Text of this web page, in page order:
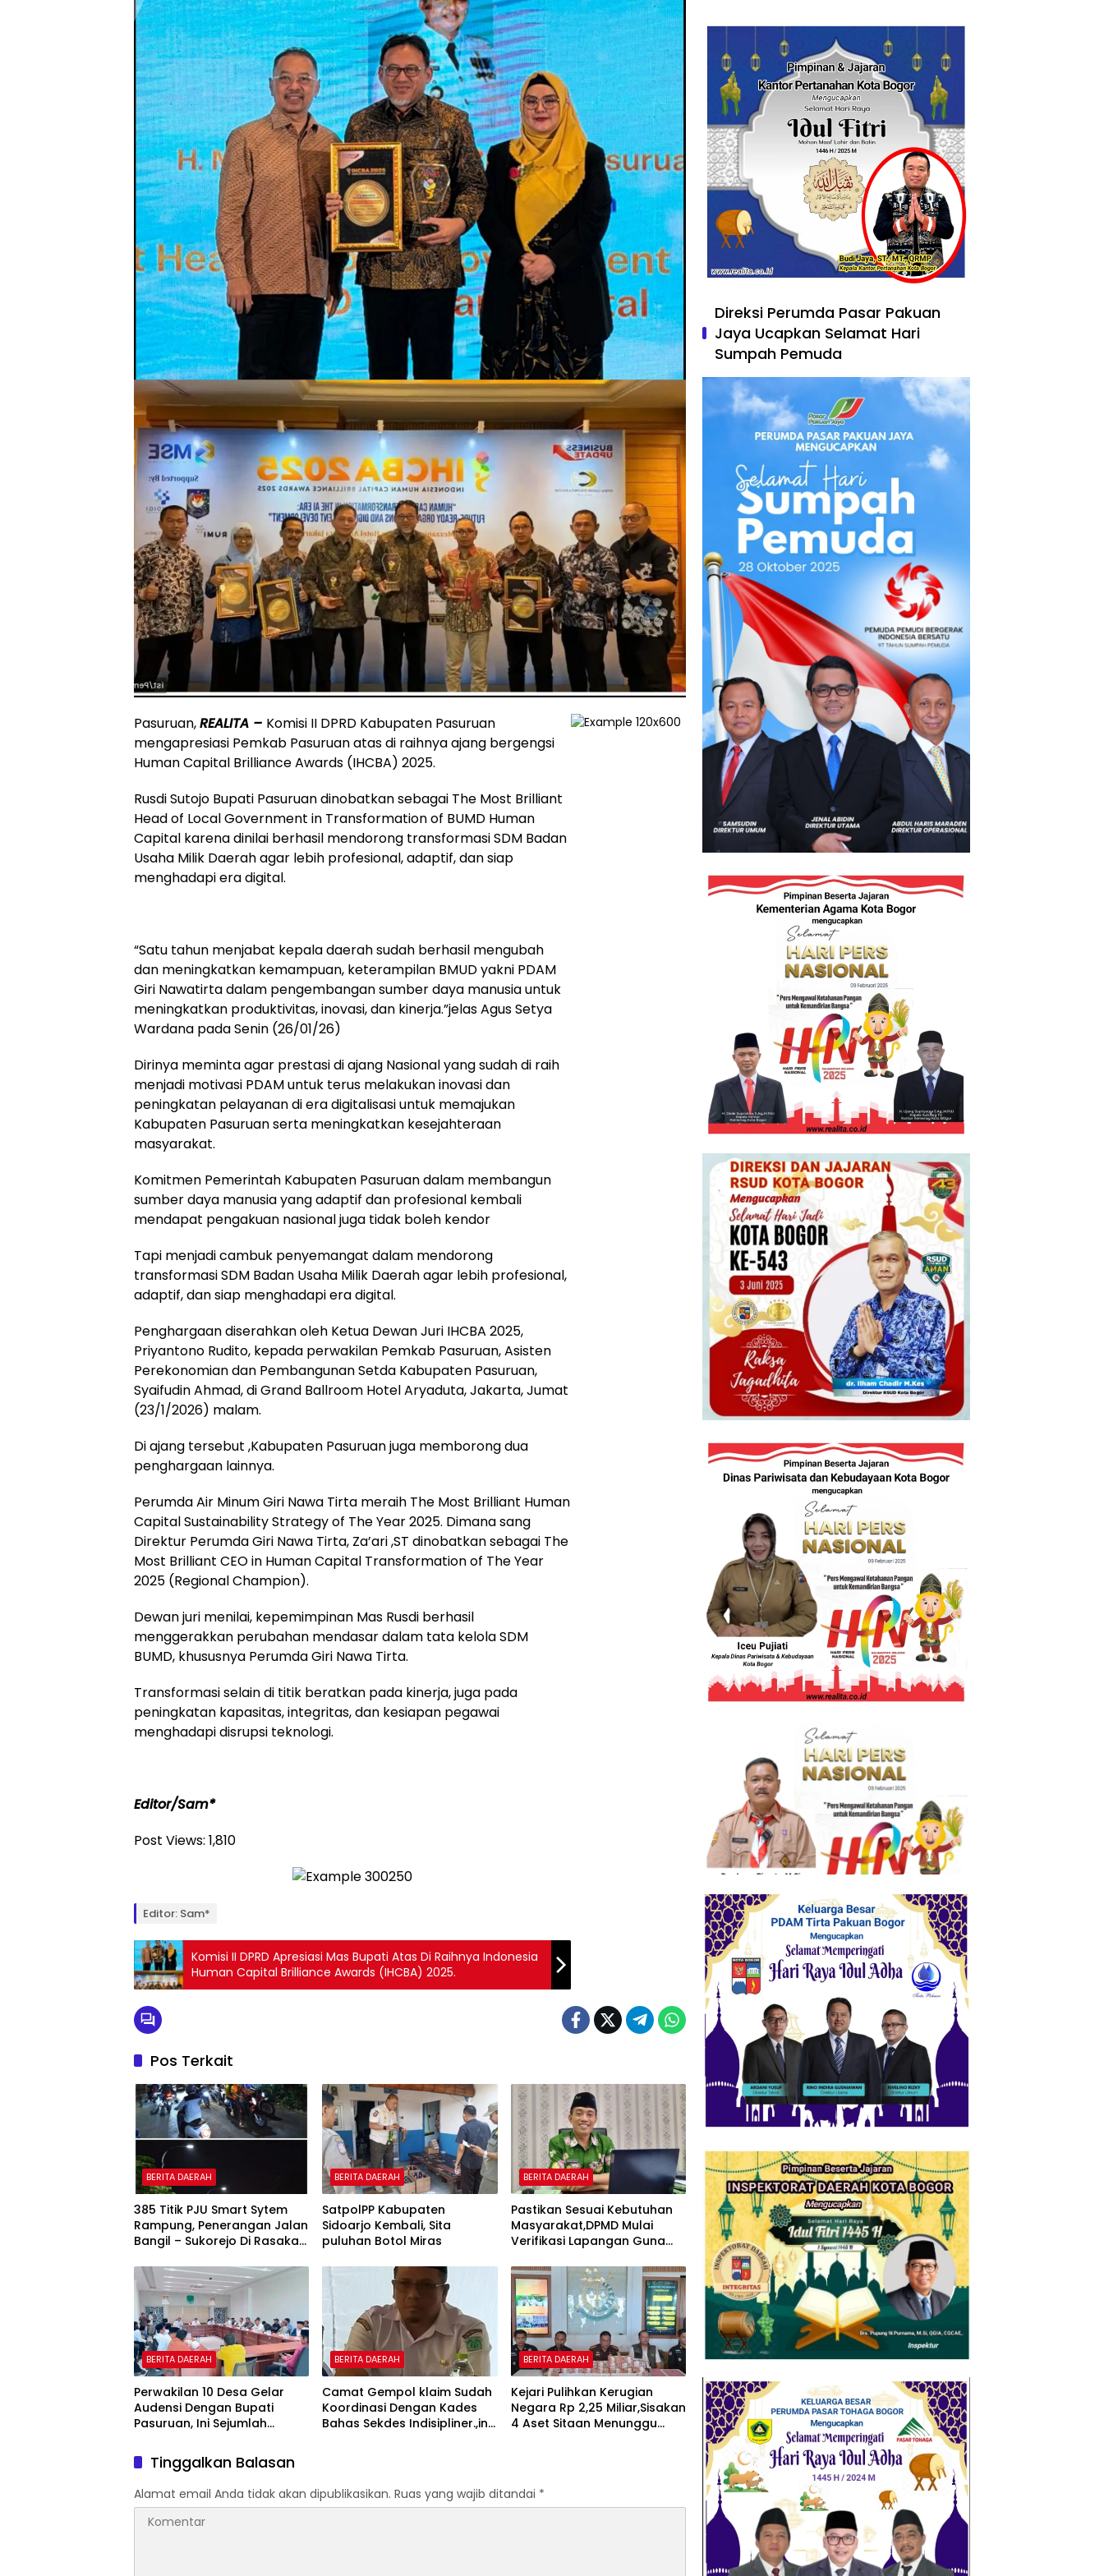
Pasuruan,REALITA – Komisi II DPRD Kabupaten Pasuruan
mengapresiasi Pemkab Pasuruan atas di raihnya ajang bergengsi
Human Capital Brilliance Awards (IHCBA) 2025.
Rusdi Sutojo Bupati Pasuruan dinobatkan sebagai The Most Brilliant
Head of Local Government in Transformation of BUMD Human
Capital karena dinilai berhasil mendorong transformasi SDM Badan
Usaha Milik Daerah agar lebih profesional, adaptif, dan siap
menghadapi era digital.
“Satu tahun menjabat kepala daerah sudah berhasil mengubah
dan meningkatkan kemampuan, keterampilan BMUD yakni PDAM
Giri Nawatirta dalam pengembangan sumber daya manusia untuk
meningkatkan produktivitas, inovasi, dan kinerja.”jelas Agus Setya
Wardana pada Senin (26/01/26)
Dirinya meminta agar prestasi di ajang Nasional yang sudah di raih
menjadi motivasi PDAM untuk terus melakukan inovasi dan
peningkatan pelayanan di era digitalisasi untuk memajukan
Kabupaten Pasuruan serta meningkatkan kesejahteraan
masyarakat.
Komitmen Pemerintah Kabupaten Pasuruan dalam membangun
sumber daya manusia yang adaptif dan profesional kembali
mendapat pengakuan nasional juga tidak boleh kendor
Tapi menjadi cambuk penyemangat dalam mendorong
transformasi SDM Badan Usaha Milik Daerah agar lebih profesional,
adaptif, dan siap menghadapi era digital.
Penghargaan diserahkan oleh Ketua Dewan Juri IHCBA 2025,
Priyantono Rudito, kepada perwakilan Pemkab Pasuruan, Asisten
Perekonomian dan Pembangunan Setda Kabupaten Pasuruan,
Syaifudin Ahmad, di Grand Ballroom Hotel Aryaduta, Jakarta, Jumat
(23/1/2026) malam.
Di ajang tersebut ,Kabupaten Pasuruan juga memborong dua
penghargaan lainnya.
Perumda Air Minum Giri Nawa Tirta meraih The Most Brilliant Human
Capital Sustainability Strategy of The Year 2025. Dimana sang
Direktur Perumda Giri Nawa Tirta, Za’ari ,ST dinobatkan sebagai The
Most Brilliant CEO in Human Capital Transformation of The Year
2025 (Regional Champion).
Dewan juri menilai, kepemimpinan Mas Rusdi berhasil
menggerakkan perubahan mendasar dalam tata kelola SDM
BUMD, khususnya Perumda Giri Nawa Tirta.
Transformasi selain di titik beratkan pada kinerja, juga pada
peningkatan kapasitas, integritas, dan kesiapan pegawai
menghadapi disrupsi teknologi.
Editor/Sam*
Post Views: 1,810
Editor: Sam*
Komisi II DPRD Apresiasi Mas Bupati Atas Di Raihnya Indonesia
Human Capital Brilliance Awards (IHCBA) 2025.
Pos Terkait
BERITA DAERAH
385 Titik PJU Smart Sytem
Rampung, Penerangan Jalan
Bangil – Sukorejo Di Rasakan
BERITA DAERAH
SatpolPP Kabupaten
Sidoarjo Kembali, Sita
puluhan Botol Miras
BERITA DAERAH
Pastikan Sesuai Kebutuhan
Masyarakat,DPMD Mulai
Verifikasi Lapangan Guna
BERITA DAERAH
Perwakilan 10 Desa Gelar
Audensi Dengan Bupati
Pasuruan, Ini Sejumlah
BERITA DAERAH
Camat Gempol klaim Sudah
Koordinasi Dengan Kades
Bahas Sekdes Indisipliner.,ini
BERITA DAERAH
Kejari Pulihkan Kerugian
Negara Rp 2,25 Miliar,Sisakan
4 Aset Sitaan Menunggu
Tinggalkan Balasan
Alamat email Anda tidak akan dipublikasikan. Ruas yang wajib ditandai *
Direksi Perumda Pasar Pakuan
Jaya Ucapkan Selamat Hari
Sumpah Pemuda